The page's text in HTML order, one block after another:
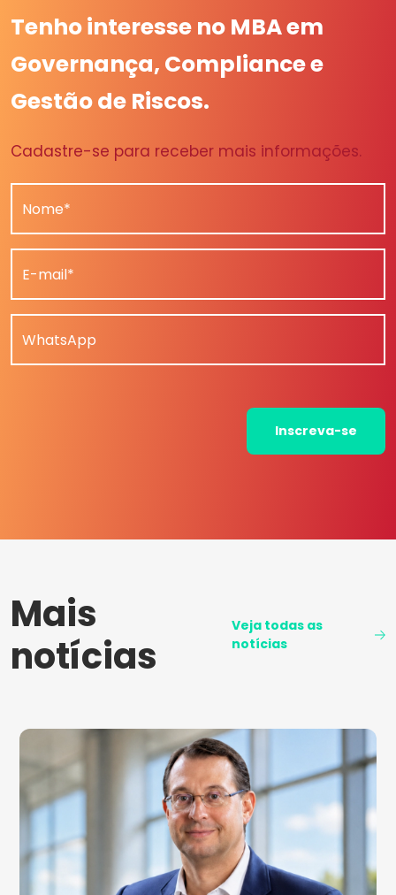
Tenho interesse no MBA em
Governança, Compliance e
Gestão de Riscos.
Cadastre-se para receber mais informações.
Nome*
E-mail*
WhatsApp
Inscreva-se
Mais
notícias
Veja todas as
notícias